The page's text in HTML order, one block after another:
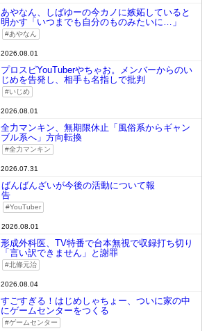
あやなん、しばゆーの今カノに嫉妬していると
明かす「いつまでも自分のものみたいに…」
あやなん
2026.08.01
プロスピYouTuberやちゃお。メンバーからのい
じめを告発し、相手も名指しで批判
いじめ
2026.08.01
全力マンキン、無期限休止「風俗系からギャン
ブル系へ」方向転換
全力マンキン
2026.07.31
ばんばんざいが今後の活動について報
告
YouTuber
2026.08.01
形成外科医、TV特番で台本無視で収録打ち切り
「言い訳できません」と謝罪
北條元治
2026.08.04
すごすぎる！はじめしゃちょー、ついに家の中
にゲームセンターをつくる
ゲームセンター